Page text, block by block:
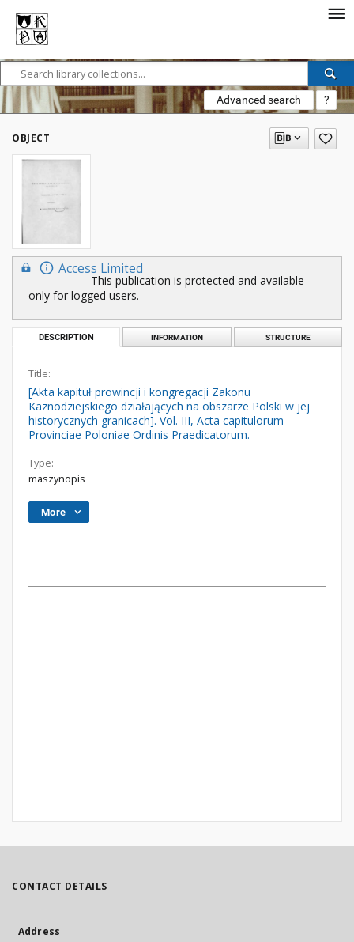
Advanced search ?
OBJECT
Access Limited
This publication is protected and available
only for logged users.
DESCRIPTION INFORMATION STRUCTURE
Title:
[Akta kapituł prowincji i kongregacji Zakonu
Kaznodziejskiego działających na obszarze Polski w jej
historycznych granicach]. Vol. III, Acta capitulorum
Provinciae Poloniae Ordinis Praedicatorum.
Type:
maszynopis
More
CONTACT DETAILS
Address